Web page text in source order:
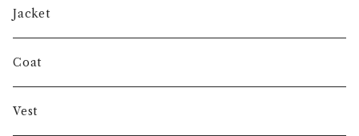
SHUREN
INVERTERE
Gambert
Jacket
Coat
Vest